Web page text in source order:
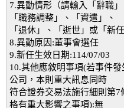
7.異動情形（請輸入「辭職
「職務調整」、「資遣」、
「退休」、「逝世」或「新
8.異動原因:董事會選任
9.新任生效日期:114/07/03
10.其他應敘明事項(若事件
公司，本則重大訊息同時
符合證券交易法施行細則第
格有重大影響之事項):無